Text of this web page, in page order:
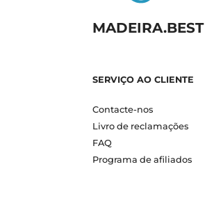
MADEIRA.BEST
SERVIÇO AO CLIENTE
Contacte-nos
Livro de reclamações
FAQ
Programa de afiliados